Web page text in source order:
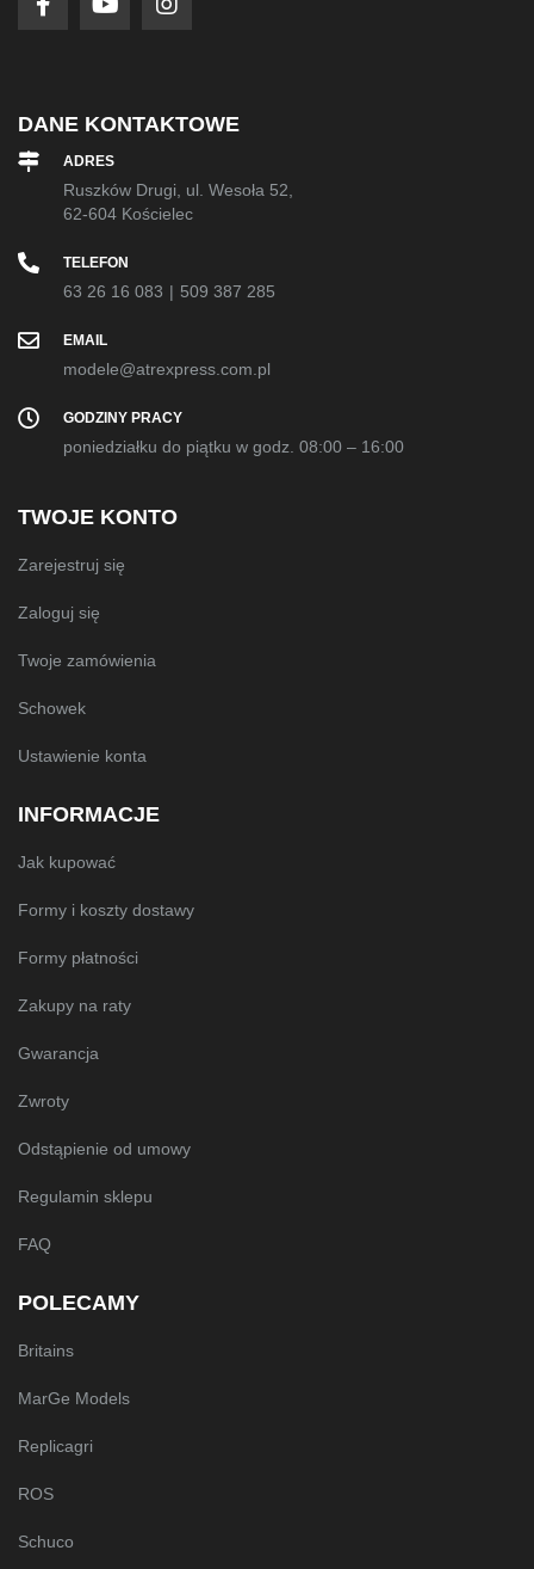
DANE KONTAKTOWE
ADRES
Ruszków Drugi, ul. Wesoła 52,
62-604 Kościelec
TELEFON
63 26 16 083 | 509 387 285
EMAIL
modele@atrexpress.com.pl
GODZINY PRACY
poniedziałku do piątku w godz. 08:00 – 16:00
TWOJE KONTO
Zarejestruj się
Zaloguj się
Twoje zamówienia
Schowek
Ustawienie konta
INFORMACJE
Jak kupować
Formy i koszty dostawy
Formy płatności
Zakupy na raty
Gwarancja
Zwroty
Odstąpienie od umowy
Regulamin sklepu
FAQ
POLECAMY
Britains
MarGe Models
Replicagri
ROS
Schuco